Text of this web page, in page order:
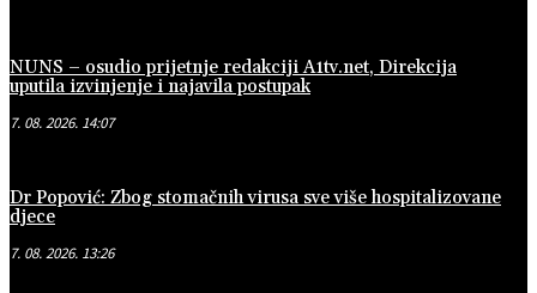
NUNS – osudio prijetnje redakciji A1tv.net, Direkcija
uputila izvinjenje i najavila postupak
7. 08. 2026. 14:07
Dr Popović: Zbog stomačnih virusa sve više hospitalizovane
djece
7. 08. 2026. 13:26